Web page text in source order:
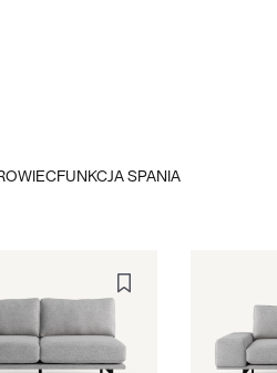
FUNKCJA SPANIA